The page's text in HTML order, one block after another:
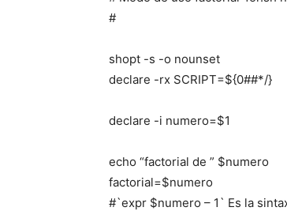
#
shopt -s -o nounset
declare -rx SCRIPT=${0##*/}
declare -i numero=$1
echo “factorial de ” $numero
factorial=$numero
#`expr $numero – 1` Es la